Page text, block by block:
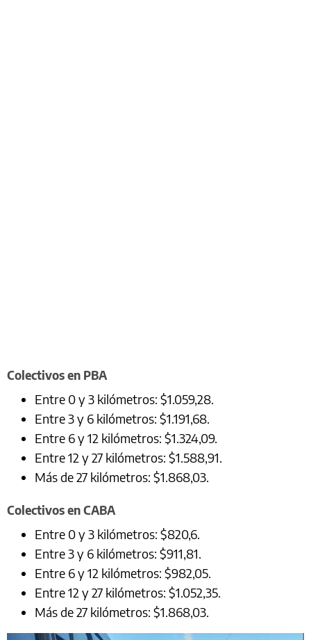
Colectivos en PBA
Entre 0 y 3 kilómetros: $1.059,28.
Entre 3 y 6 kilómetros: $1.191,68.
Entre 6 y 12 kilómetros: $1.324,09.
Entre 12 y 27 kilómetros: $1.588,91.
Más de 27 kilómetros: $1.868,03.
Colectivos en CABA
Entre 0 y 3 kilómetros: $820,6.
Entre 3 y 6 kilómetros: $911,81.
Entre 6 y 12 kilómetros: $982,05.
Entre 12 y 27 kilómetros: $1.052,35.
Más de 27 kilómetros: $1.868,03.